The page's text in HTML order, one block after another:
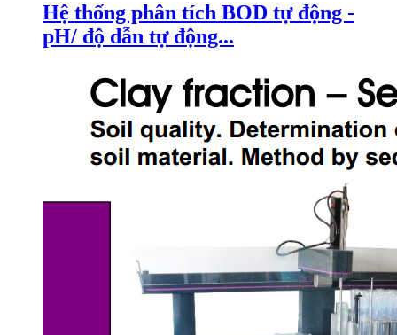
Hệ thống phân tích BOD tự động -
pH/ độ dẫn tự động...